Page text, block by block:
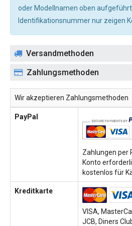
oder Modellnamen oben aufgeführt
Identifikationsnummer nur zeigen
Versandmethoden
Zahlungsmethoden
Wir akzeptieren Zahlungsmethoden
PayPal
Zahlungen per
Konto
kostenlos für
Kreditkarte
VISA,
JCB, Diners